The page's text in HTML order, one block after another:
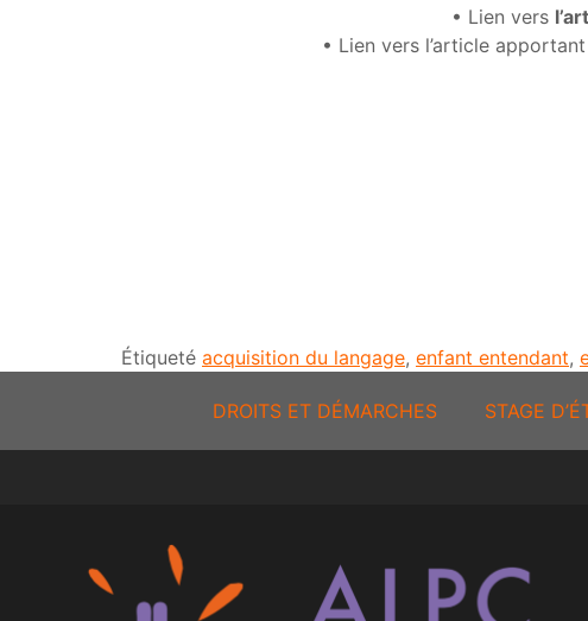
• Lien vers
• Lien vers l’article apportant
Étiqueté acquisition du langage, enfant entendant,
DROITS ET DÉMARCHES STAGE